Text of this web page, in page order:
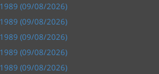
(09/08/2026)
(09/08/2026)
(09/08/2026)
(09/08/2026)
(09/08/2026)